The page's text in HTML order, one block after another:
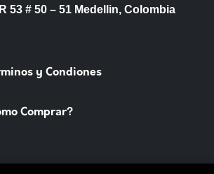
# 50 – 51 Medellin, Colombia
y Condiones
Comprar?